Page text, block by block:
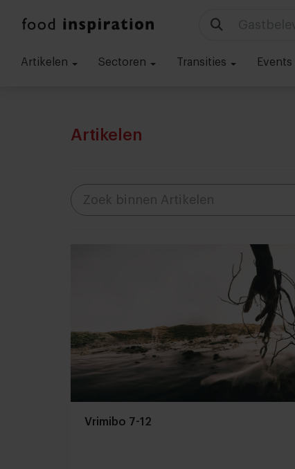
Artikelen Sectoren Transities Events
Artikelen
Vrimibo 7-12